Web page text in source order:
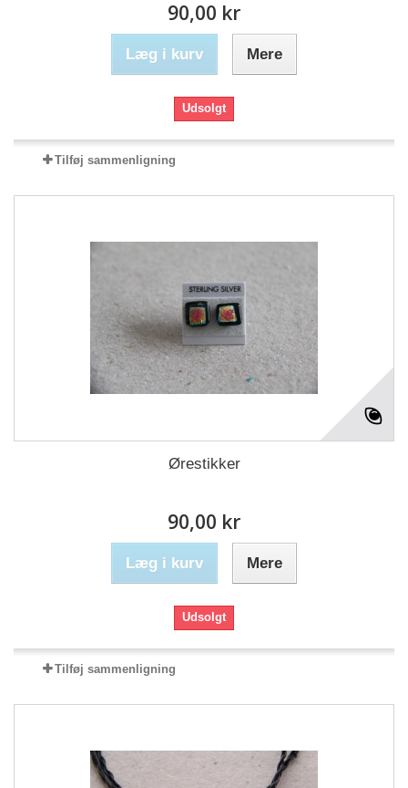
90,00 kr
Læg i kurv Mere
Udsolgt
Tilføj sammenligning
Ørestikker
90,00 kr
Læg i kurv Mere
Udsolgt
Tilføj sammenligning